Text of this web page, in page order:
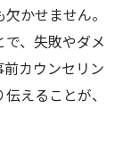
かせません。
、失敗やダメ
カウンセリン
えることが、